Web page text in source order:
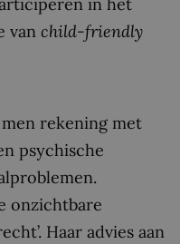
in het
van child-friendly
rekening met
psychische
onzichtbare
Haar advies aan